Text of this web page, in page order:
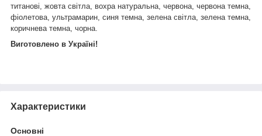
титанові, жовта світла, вохра натуральна, червона, червона темна,
фіолетова, ультрамарин, синя темна, зелена світла, зелена темна,
коричнева темна, чорна.
Виготовлено в Україні!
Характеристики
Основні